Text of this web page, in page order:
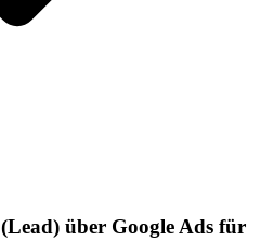
über Google Ads für